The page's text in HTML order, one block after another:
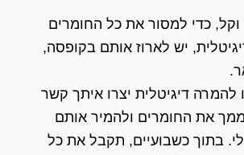
כדי למסור את כל החומרים
יש לארוז אותם בקופסה,
להמרה דיגיטלית יצרו איתך קשר
ממך את החומרים ולהמיר אותם
בתוך כשבועיים, תקבל את כל